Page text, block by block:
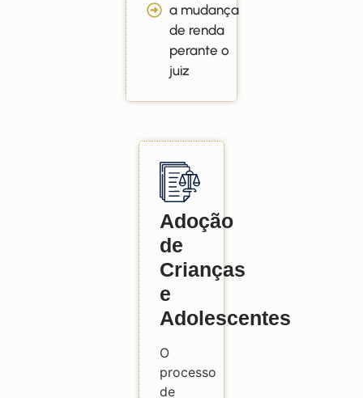
a mudança
de renda
perante o
juiz
Adoção
de
Crianças
e
Adolescentes
O
processo
de